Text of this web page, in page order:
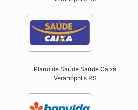
Plano de Saúde Saúde Caixa
Veranópolis RS​